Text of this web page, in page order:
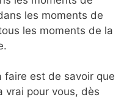
les moments de
les moments de la
faire est de savoir que
vrai pour vous, dès